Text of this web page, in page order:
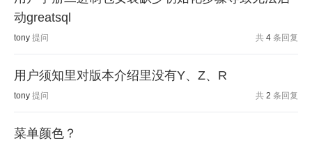
动greatsql
tony 提问 共 4 条回复
用户须知里对版本介绍里没有Y、Z、R
tony 提问 共 2 条回复
菜单颜色？